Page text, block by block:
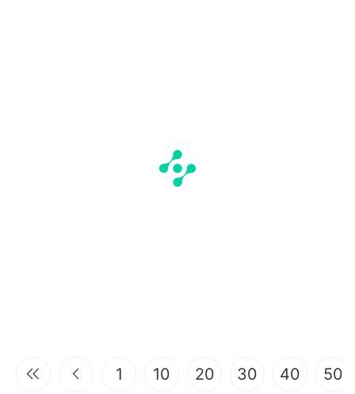
1 10 20 30 40 50